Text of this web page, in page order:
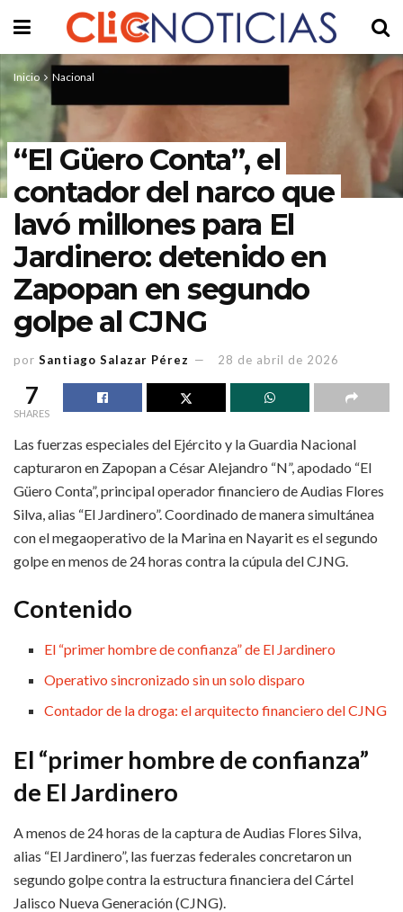
Inicio Nacional
“El Güero Conta”, el
contador del narco que
lavó millones para El
Jardinero: detenido en
Zapopan en segundo
golpe al CJNG
por Santiago Salazar Pérez 28 de abril de 2026
7
SHARES
Las fuerzas especiales del Ejército y la Guardia Nacional
capturaron en Zapopan a César Alejandro “N”, apodado “El
Güero Conta”, principal operador financiero de Audias Flores
Silva, alias “El Jardinero”. Coordinado de manera simultánea
con el megaoperativo de la Marina en Nayarit es el segundo
golpe en menos de 24 horas contra la cúpula del CJNG.
Contenido
El “primer hombre de confianza” de El Jardinero
Operativo sincronizado sin un solo disparo
Contador de la droga: el arquitecto financiero del CJNG
El “primer hombre de confianza”
de El Jardinero
A menos de 24 horas de la captura de Audias Flores Silva,
alias “El Jardinero”, las fuerzas federales concretaron un
segundo golpe contra la estructura financiera del Cártel
Jalisco Nueva Generación (CJNG).